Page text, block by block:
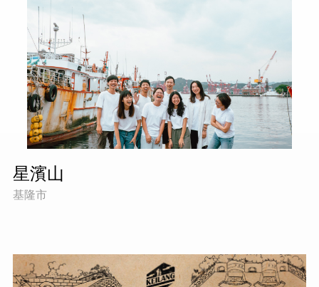
星濱山
基隆市